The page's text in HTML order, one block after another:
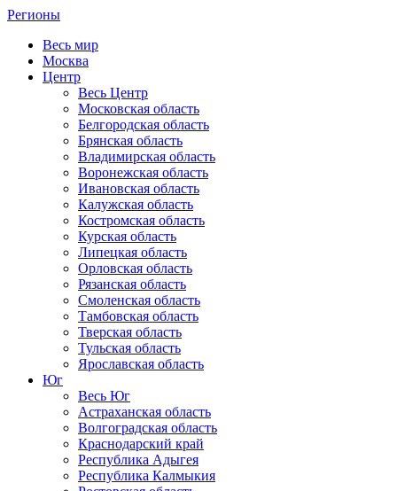
Регионы
Весь мир
Москва
Центр
Весь Центр
Московская область
Белгородская область
Брянская область
Владимирская область
Воронежская область
Ивановская область
Калужская область
Костромская область
Курская область
Липецкая область
Орловская область
Рязанская область
Смоленская область
Тамбовская область
Тверская область
Тульская область
Ярославская область
Юг
Весь Юг
Астраханская область
Волгоградская область
Краснодарский край
Республика Адыгея
Республика Калмыкия